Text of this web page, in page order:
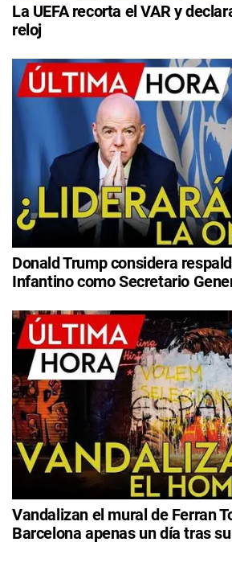
La UEFA recorta el VAR y
reloj
Donald Trump considera
Infantino como Secretario
Vandalizan el mural de Ferran
Barcelona apenas un día tras